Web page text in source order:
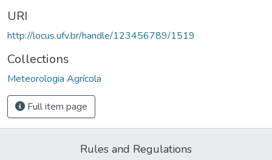
URI
http://locus.ufv.br/handle/123456789/1519
Collections
Meteorologia Agrícola
Full item page
Rules and Regulations